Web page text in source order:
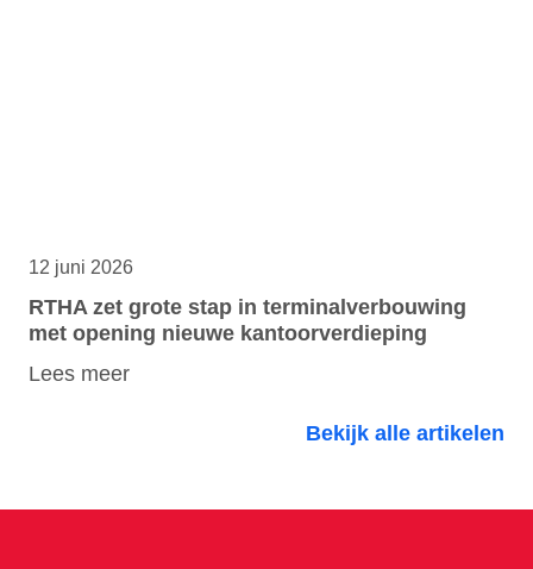
12 juni 2026
RTHA zet grote stap in terminalverbouwing
met opening nieuwe kantoorverdieping
Lees meer
Bekijk alle artikelen